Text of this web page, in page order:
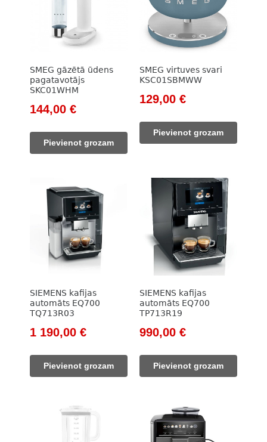
SMEG gāzētā ūdens
pagatavotājs
SKC01WHM
Original
was:
164,00 €.
144,00 €Current
Pievienot grozam
SMEG virtuves svari
KSC01SBMWW
Original
was:
148,00 €.
129,00 €Current
Pievienot grozam
SIEMENS kafijas
automāts EQ700
TQ713R03
Original
was:
1
1 190,00 €Current
Pievienot grozam
SIEMENS kafijas
automāts EQ700
TP713R19
Original
was:
1
990,00 €Current
Pievienot grozam